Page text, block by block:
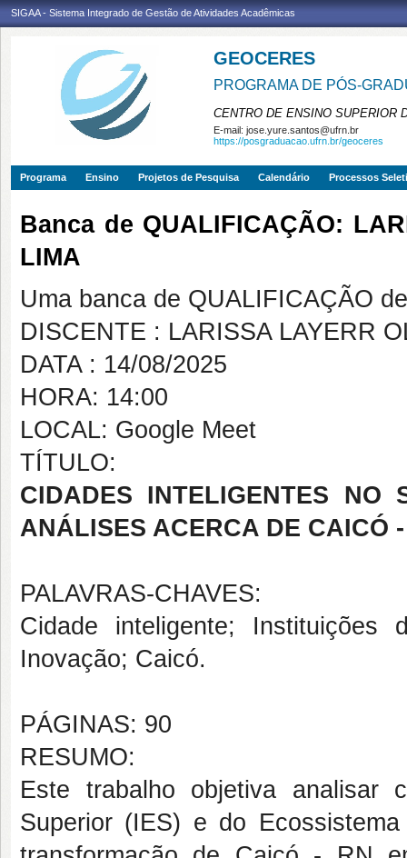
SIGAA - Sistema Integrado de Gestão de Atividades Acadêmicas
GEOCERES
PROGRAMA DE PÓS-
CENTRO DE ENSINO SUPERIOR
E-mail: jose.yure.santos@ufrn.br
https://posgraduacao.ufrn.br/geoceres
Programa Ensino Projetos de Pesquisa Calendário Processos
Banca de QUALIFICAÇÃO:
LIMA
Uma banca de QUALIFICAÇÃO
DISCENTE : LARISSA LAYERR
DATA : 14/08/2025
HORA: 14:00
LOCAL: Google Meet
TÍTULO:
CIDADES INTELIGENTES NO
ANÁLISES ACERCA DE CAICÓ
PALAVRAS-CHAVES:
Cidade inteligente; Instituições
Inovação; Caicó.
PÁGINAS: 90
RESUMO:
Este trabalho objetiva analisar
Superior (IES) e do